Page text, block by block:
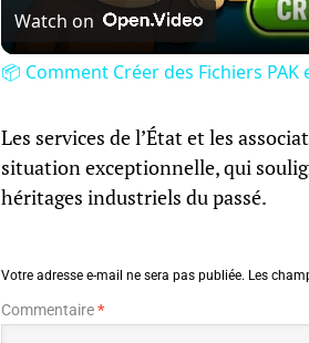
Watch on
📦 Comment Créer des Fichiers
Les services de l’État et les
situation exceptionnelle, qui
héritages industriels du passé.
Votre adresse e-mail ne sera pas publiée. Les
Commentaire*